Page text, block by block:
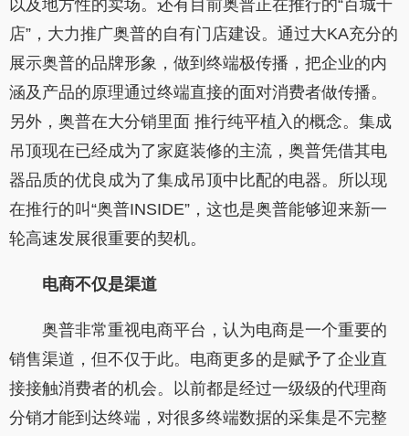
以及地方性的卖场。还有目前奥普正在推行的“百城千
店”，大力推广奥普的自有门店建设。通过大KA充分的
展示奥普的品牌形象，做到终端极传播，把企业的内
涵及产品的原理通过终端直接的面对消费者做传播。
另外，奥普在大分销里面 推行纯平植入的概念。集成
吊顶现在已经成为了家庭装修的主流，奥普凭借其电
器品质的优良成为了集成吊顶中比配的电器。所以现
在推行的叫“奥普INSIDE”，这也是奥普能够迎来新一
轮高速发展很重要的契机。
电商不仅是渠道
奥普非常重视电商平台，认为电商是一个重要的
销售渠道，但不仅于此。电商更多的是赋予了企业直
接接触消费者的机会。以前都是经过一级级的代理商
分销才能到达终端，对很多终端数据的采集是不完整